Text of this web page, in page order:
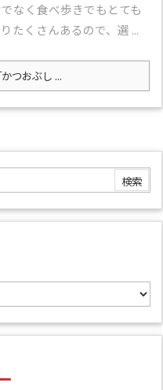
なく食べ歩きでもとても
たくさんあるので、選 ...
つおぶし ...